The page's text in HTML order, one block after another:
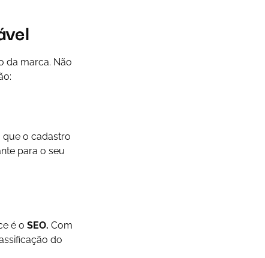
da marca. Não
que o cadastro
para o seu
é o SEO. Com
do